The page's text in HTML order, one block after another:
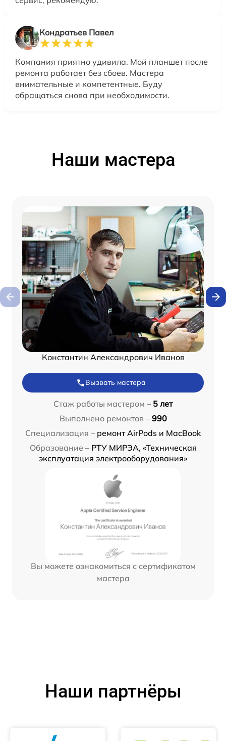
Кондратьев Павел
Компания приятно удивила. Мой планшет после
ремонта работает без сбоев. Мастера
внимательные и компетентные. Буду
обращаться снова при необходимости.
Наши мастера
Константин Александрович Иванов
Вызвать мастера
Стаж работы мастером – 5 лет
Выполнено ремонтов – 990
Специализация – ремонт AirPods и MacBook
Образование – РТУ МИРЭА, «Техническая
эксплуатация электрооборудования»
Вы можете ознакомиться с сертификатом
мастера
Наши партнёры